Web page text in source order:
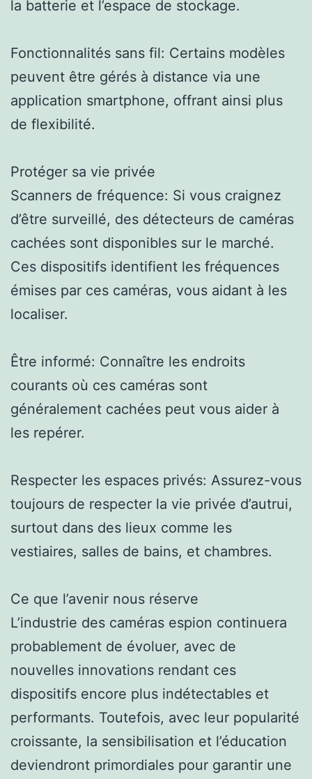
la batterie et l’espace de stockage.
Fonctionnalités sans fil: Certains modèles
peuvent être gérés à distance via une
application smartphone, offrant ainsi plus
de flexibilité.
Protéger sa vie privée
Scanners de fréquence: Si vous craignez
d’être surveillé, des détecteurs de caméras
cachées sont disponibles sur le marché.
Ces dispositifs identifient les fréquences
émises par ces caméras, vous aidant à les
localiser.
Être informé: Connaître les endroits
courants où ces caméras sont
généralement cachées peut vous aider à
les repérer.
Respecter les espaces privés: Assurez-vous
toujours de respecter la vie privée d’autrui,
surtout dans des lieux comme les
vestiaires, salles de bains, et chambres.
Ce que l’avenir nous réserve
L’industrie des caméras espion continuera
probablement de évoluer, avec de
nouvelles innovations rendant ces
dispositifs encore plus indétectables et
performants. Toutefois, avec leur popularité
croissante, la sensibilisation et l’éducation
deviendront primordiales pour garantir une